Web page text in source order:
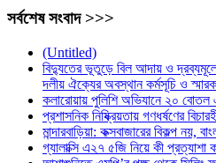
সর্বশেষ সংবাদ >>>
(Untitled)
বিদ্যুতের ভূতুড়ে বিল আদায় ও
দলীয় ঐক্যের অবস্থান কর্মসূচি ও
কলারোয়ায় পুলিশি অভিযানে ২০
প্রশাসনিক নিষ্ক্রিয়তায় গণধর্ষণের
মান্দারবাড়িয়া: কক্সবাজারের বিকল্প নয়,
গ্যালাক্সি এ২৭ ৫জি নিয়ে কী প্রত্যাশা